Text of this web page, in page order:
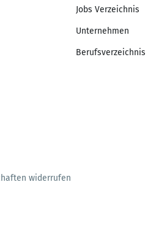
Jobs Verzeichnis
Unternehmen
Berufsverzeichnis
widerrufen